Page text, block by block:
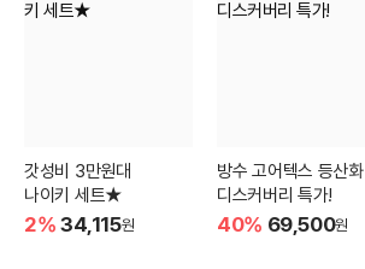
갓성비 3만원대
나이키 세트★
2% 34,115원
방수 고어텍스 등산화
디스커버리 특가!
40% 69,500원